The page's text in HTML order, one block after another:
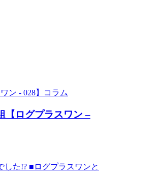
コラム
【ログプラスワン –
た!? ■ログプラスワンと